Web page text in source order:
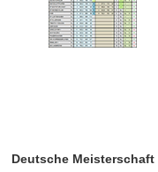
Deutsche Meisterschaft